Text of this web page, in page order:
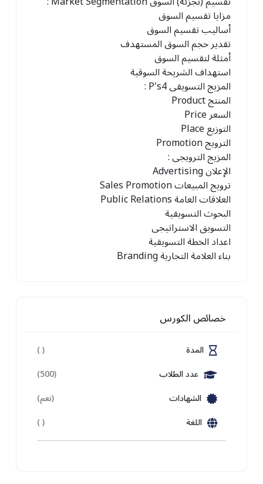
خصائص الكورس
المدة
( )
عدد الطلاب
(500)
الشهادات
(نعم)
اللغة
( )
مزايا تقسيم السوق
أساليب تقسيم السوق
تقدير حجم السوق المستهدف
أمثلة لتقسيم السوق
استهداف الشريحة السوقية
المزيج التسويقى 4 P's
:
المنتجProduct
السعرPrice
التوزيعPlace
الترويجPromotion
المزيج الترويجى :
الإعلانAdvertising
ترويج المبيعاتSales Promotion
العلاقات العامةPublic Relations
البحوث التسويقية
التسويق الاستراتيجى
اعداد الخطة التسويقية
بناء العلامة التجاريةBranding